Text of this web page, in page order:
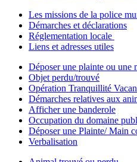
Les missions de la police
Démarches et déclarations
Réglementation locale
Liens et adresses utiles
Déposer une plainte ou une
Objet perdu/trouvé
Opération Tranquillité
Démarches relatives aux
Afficher une banderole
Occupation du domaine
Déposer une Plainte/ Main
Verbalisation